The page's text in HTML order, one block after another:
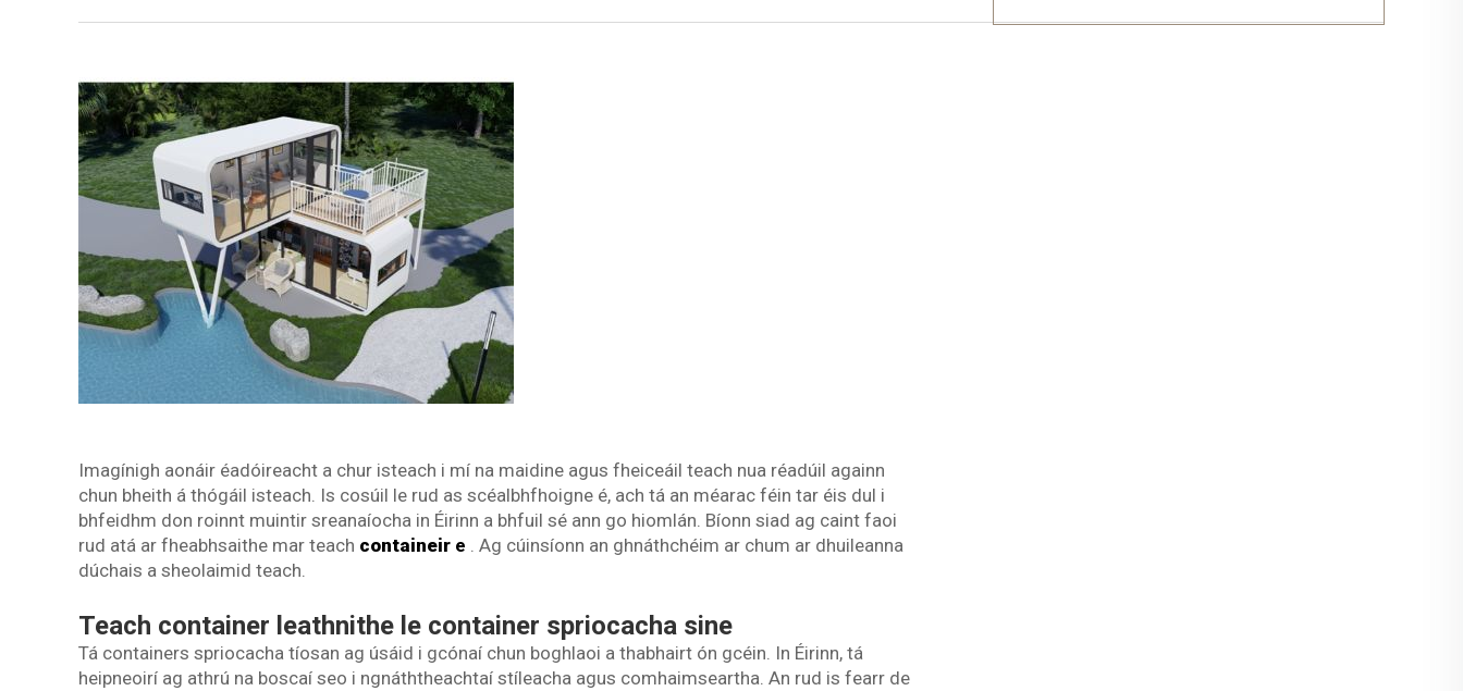
Imagínigh aonáir éadóireacht a chur isteach i mí na maidine agus fheiceáil teach nua réadúil againn
chun bheith á thógáil isteach. Is cosúil le rud as scéalbhfhoigne é, ach tá an méarac féin tar éis dul i
bhfeidhm don roinnt muintir sreanaíocha in Éirinn a bhfuil sé ann go hiomlán. Bíonn siad ag caint faoi
rud atá ar fheabhsaithe mar teach containeir e . Ag cúinsíonn an ghnáthchéim ar chum ar dhuileanna
dúchais a sheolaimid teach.
Teach container leathnithe le container spriocacha sine
Tá containers spriocacha tíosan ag úsáid i gcónaí chun boghlaoi a thabhairt ón gcéin. In Éirinn, tá
heipneoirí ag athrú na boscaí seo i ngnáththeachtaí stíleacha agus comhaimseartha. An rud is fearr de